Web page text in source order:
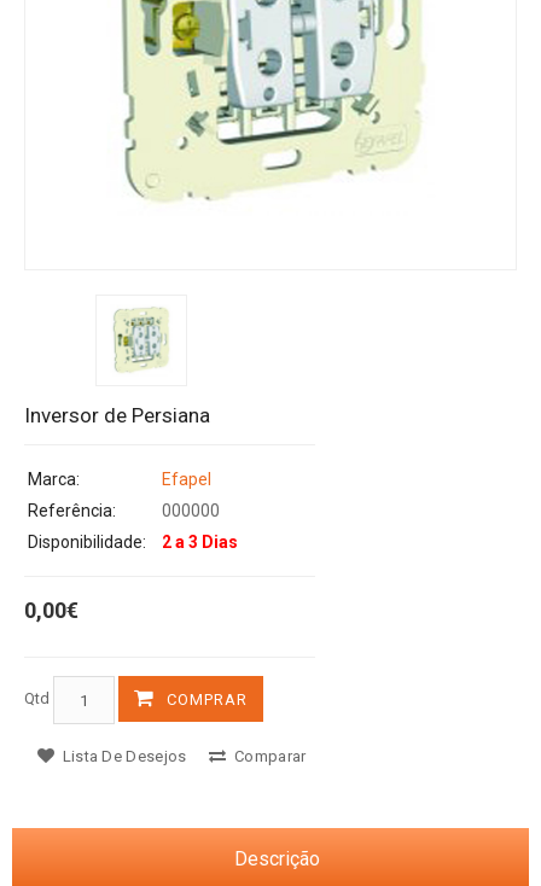
Inversor de Persiana
Marca:
Efapel
Referência:
000000
Disponibilidade:
2 a 3 Dias
0,00€
Qtd COMPRAR
Lista De Desejos Comparar
Descrição